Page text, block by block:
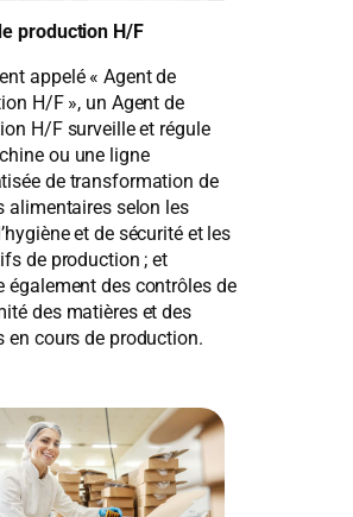
production H/F
appelé « Agent de
H/F », un Agent de
H/F surveille et régule
ou une ligne
de transformation de
alimentaires selon les
et de sécurité et les
de production ; et
également des contrôles de
des matières et des
en cours de production.